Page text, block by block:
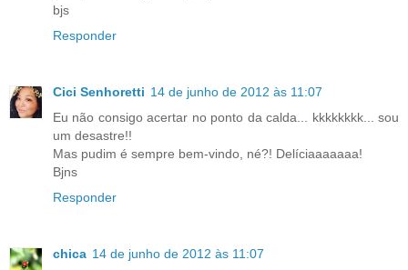
bjs
Responder
Cici Senhoretti 14 de junho de 2012 às 11:07
Eu não consigo acertar no ponto da calda... kkkkkkkk... sou
um desastre!!
Mas pudim é sempre bem-vindo, né?! Delíciaaaaaaa!
Bjns
Responder
chica 14 de junho de 2012 às 11:07